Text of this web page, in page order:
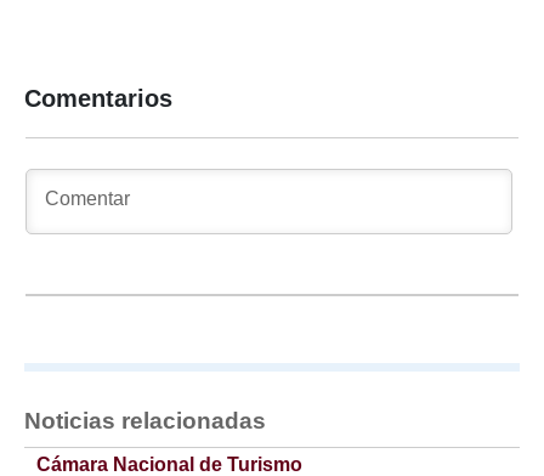
Comentarios
Noticias relacionadas
Cámara Nacional de Turismo